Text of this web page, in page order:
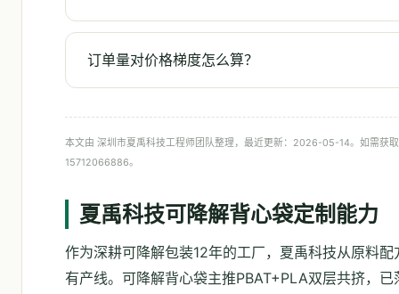
订单量对价格梯度怎么算？
本文由 深圳市夏禹科技工程师团队整理，最近更新：2026-05-14。如需获
15712066886。
夏禹科技可降解背心袋定制能力
作为深耕可降解包装12年的工厂，夏禹科技从原料
有产线。可降解背心袋主推PBAT+PLA双层共挤，